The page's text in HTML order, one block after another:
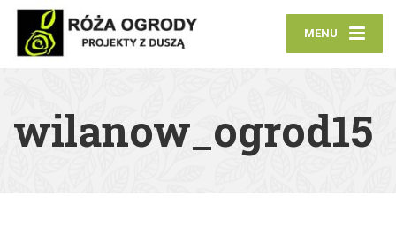
MENU
wilanow_ogrod15